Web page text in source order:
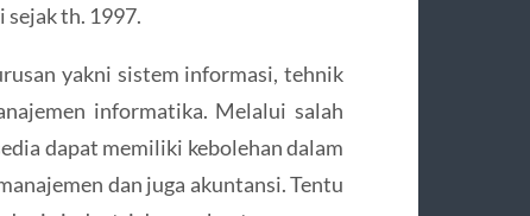
th. 1997.
yakni sistem informasi, tehnik
informatika. Melalui salah
dapat memiliki kebolehan dalam
dan juga akuntansi. Tentu